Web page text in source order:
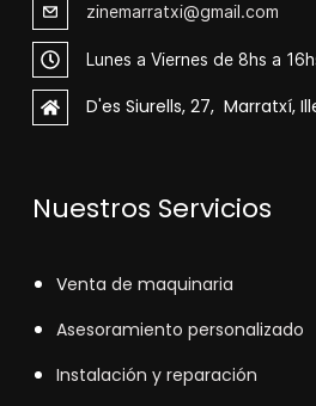
zinemarratxi@gmail.com
Lunes a Viernes de 8hs a
D'es Siurells, 27, Marratxí,
Nuestros Servicios
Venta de maquinaria
Asesoramiento personalizado
Instalación y reparación